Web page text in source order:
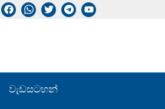
වැඩසටහන්